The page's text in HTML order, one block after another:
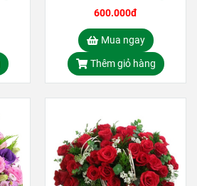
600.000đ
Mua ngay
Thêm giỏ hàng